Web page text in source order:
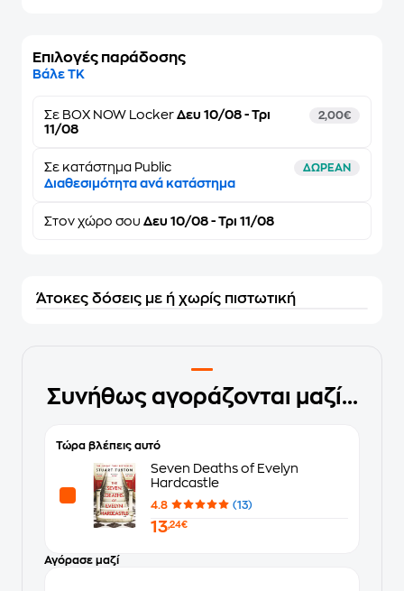
Επιλογές παράδοσης
Βάλε ΤΚ
Σε BOX NOW Locker Δευ 10/08 - Τρι
11/08
2,00€
Σε κατάστημα Public ΔΩΡΕΑΝ
Διαθεσιμότητα ανά κατάστημα
Στον χώρο σου Δευ 10/08 - Τρι 11/08
Άτοκες δόσεις με ή χωρίς πιστωτική
Συνήθως αγοράζονται μαζί...
Τώρα βλέπεις αυτό
Seven Deaths of Evelyn
Hardcastle
4.8 (13)
13,24€
Αγόρασε μαζί